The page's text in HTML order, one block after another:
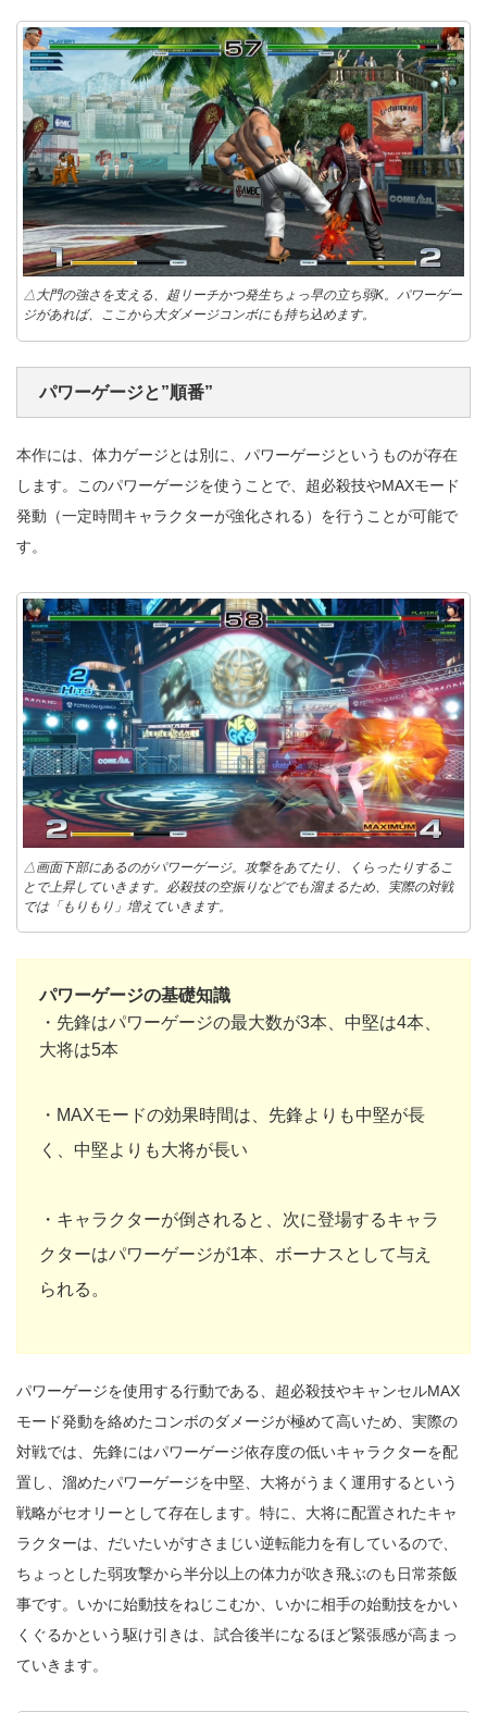
△大門の強さを支える、超リーチかつ発生ちょっ早の立ち弱K。パワーゲー
ジがあれば、ここから大ダメージコンボにも持ち込めます。
パワーゲージと”順番”
本作には、体力ゲージとは別に、パワーゲージというものが存在
します。このパワーゲージを使うことで、超必殺技やMAXモード
発動（一定時間キャラクターが強化される）を行うことが可能で
す。
△画面下部にあるのがパワーゲージ。攻撃をあてたり、くらったりするこ
とで上昇していきます。必殺技の空振りなどでも溜まるため、実際の対戦
では「もりもり」増えていきます。
パワーゲージの基礎知識
・先鋒はパワーゲージの最大数が3本、中堅は4本、
大将は5本
・MAXモードの効果時間は、先鋒よりも中堅が長
く、中堅よりも大将が長い
・キャラクターが倒されると、次に登場するキャラ
クターはパワーゲージが1本、ボーナスとして与え
られる。
パワーゲージを使用する行動である、超必殺技やキャンセルMAX
モード発動を絡めたコンボのダメージが極めて高いため、実際の
対戦では、先鋒にはパワーゲージ依存度の低いキャラクターを配
置し、溜めたパワーゲージを中堅、大将がうまく運用するという
戦略がセオリーとして存在します。特に、大将に配置されたキャ
ラクターは、だいたいがすさまじい逆転能力を有しているので、
ちょっとした弱攻撃から半分以上の体力が吹き飛ぶのも日常茶飯
事です。いかに始動技をねじこむか、いかに相手の始動技をかい
くぐるかという駆け引きは、試合後半になるほど緊張感が高まっ
ていきます。